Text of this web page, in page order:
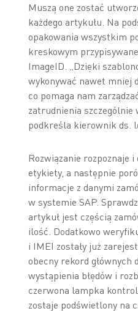
Muszą one zostać
każdego artykułu. Na
opakowania wszystkim
kreskowym
ImageID. „Dzięki
wykonywać nawet mniej
co pomaga nam
zatrudnienia szczególnie
podkreśla kierownik ds.
Rozwiązanie rozpoznaje
etykiety, a następnie
informacje z danymi
w systemie SAP.
artykuł jest częścią
ilość. Dodatkowo
i IMEI zostały już
obecny rekord głównych
wystąpienia błędów i
czerwona lampka
zostaje podświetlony na